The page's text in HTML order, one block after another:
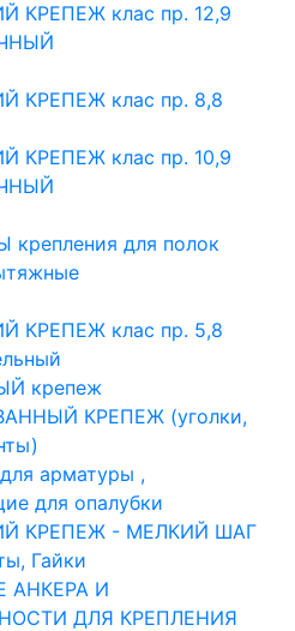
КРЕПЕЖ клас пр. 12,9
КРЕПЕЖ клас пр. 8,8
КРЕПЕЖ клас пр. 10,9
для полок
КРЕПЕЖ клас пр. 5,8
крепеж
КРЕПЕЖ (уголки,
арматуры ,
для опалубки
КРЕПЕЖ - МЕЛКИЙ ШАГ
Гайки
АНКЕРА И
ДЛЯ КРЕПЛЕНИЯ